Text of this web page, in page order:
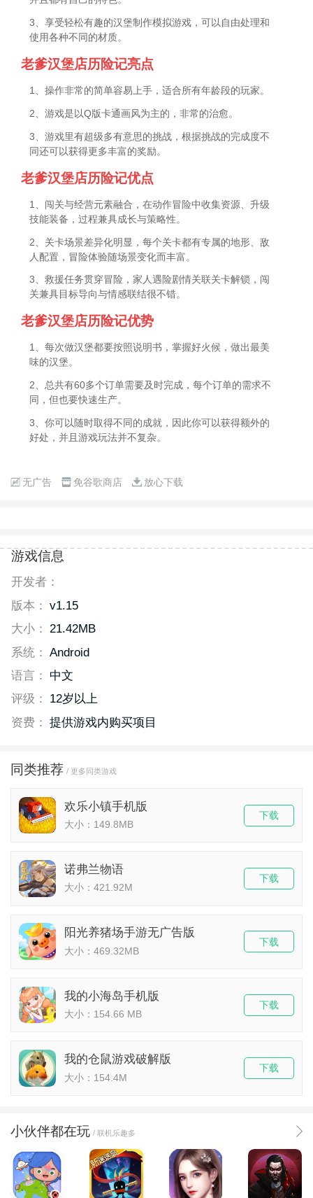
3、享受轻松有趣的汉堡制作模拟游戏，可以自由处理和
使用各种不同的材质。
老爹汉堡店历险记亮点
1、操作非常的简单容易上手，适合所有年龄段的玩家。
2、游戏是以Q版卡通画风为主的，非常的治愈。
3、游戏里有超级多有意思的挑战，根据挑战的完成度不
同还可以获得更多丰富的奖励。
老爹汉堡店历险记优点
1、闯关与经营元素融合，在动作冒险中收集资源、升级
技能装备，过程兼具成长与策略性。
2、关卡场景差异化明显，每个关卡都有专属的地形、敌
人配置，冒险体验随场景变化而丰富。
3、救援任务贯穿冒险，家人遇险剧情关联关卡解锁，闯
关兼具目标导向与情感联结很不错。
老爹汉堡店历险记优势
1、每次做汉堡都要按照说明书，掌握好火候，做出最美
味的汉堡。
2、总共有60多个订单需要及时完成，每个订单的需求不
同，但也要快速生产。
3、你可以随时取得不同的成就，因此你可以获得额外的
好处，并且游戏玩法并不复杂。
无广告 免谷歌商店 放心下载
游戏信息
开发者：
版本： v1.15
大小： 21.42MB
系统： Android
语言：
中文
评级：
12岁以上
资费： 提供游戏内购买项目
同类推荐 / 更多同类游戏
欢乐小镇手机版
大小：149.8MB
下载
诺弗兰物语
大小：421.92M
下载
阳光养猪场手游无广告版
大小：469.32MB
下载
我的小海岛手机版
大小：154.66 MB
下载
我的仓鼠游戏破解版
大小：154.4M
下载
小伙伴都在玩 / 联机乐趣多